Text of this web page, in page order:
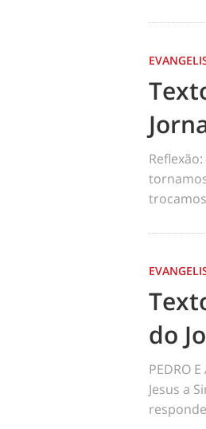
do
PEDRO
Jesus a